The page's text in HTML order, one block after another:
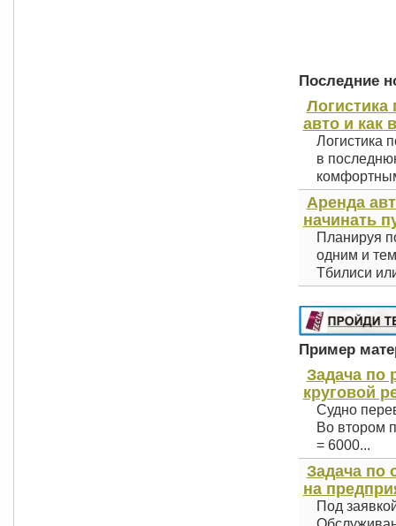
Последние
Логистика
авто и как
Логистика
в
Аренда
начинать
Планируя
одним и
Тбилиси
Пример
Задача по
круговой
Судно
Во втором
= 6000...
Задача по
на
Под